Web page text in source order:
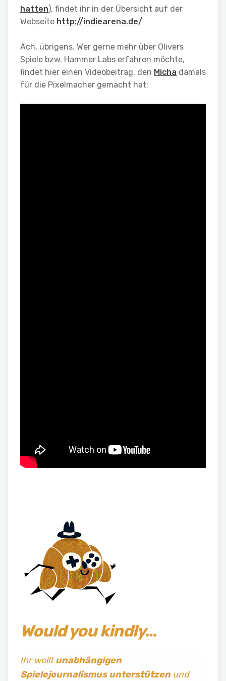
hatten), findet ihr in der Übersicht auf der
Webseite http://indiearena.de/
Ach, übrigens. Wer gerne mehr über Olivers
Spiele bzw. Hammer Labs erfahren möchte,
findet hier einen Videobeitrag, den Micha damals
für die Pixelmacher gemacht hat:
Would you kindly…
Ihr wolltunabhängigen
Spielejournalismus unterstützenund